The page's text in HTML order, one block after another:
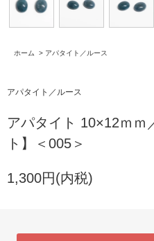
ホーム > アパタイト／ルース
アパタイト／ルース
アパタイト 10×12ｍ
ト】＜005＞
1,300円(内税)